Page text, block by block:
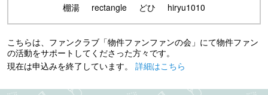
棚湯
rectangle どひ hiryu1010
こちらは、ファンクラブ「物件ファンファンの会」にて物件ファン
の活動をサポートしてくださった方々です。
現在は申込みを終了しています。 詳細はこちら